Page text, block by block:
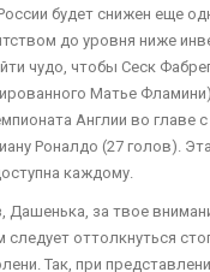
будет снижен еще
до уровня ниже
чудо, чтобы Сеск
Матье
Англии во главе
Роналдо (27 голов).
каждому.
Дашенька, за твое
оттолкнуться
Так, при